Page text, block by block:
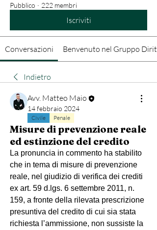
Pubblico · 222 membri
Iscriviti
Conversazioni Benvenuto nel Gruppo
Indietro
Avv. Matteo Maio
14 febbraio 2024
Civile Penale
Misure di prevenzione reale
ed estinzione del credito
La pronuncia in commento ha stabilito
che in tema di misure di prevenzione
reale, nel giudizio di verifica dei crediti
ex art. 59 d.lgs. 6 settembre 2011, n.
159, a fronte della rilevata prescrizione
presuntiva del credito di cui sia stata
richiesta l’ammissione, non sussiste la